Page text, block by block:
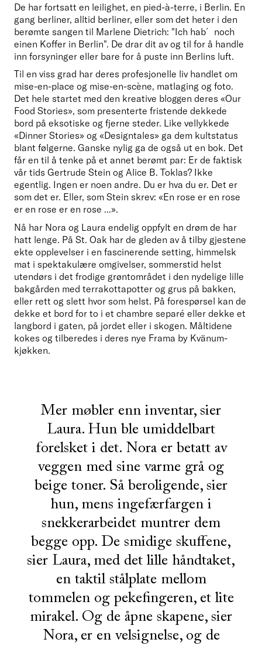
De har fortsatt en leilighet, en pied-à-terre, i Berlin. En
gang berliner, alltid berliner, eller som det heter i den
berømte sangen til Marlene Dietrich: "Ich hab´ noch
einen Koffer in Berlin". De drar dit av og til for å handle
inn forsyninger eller bare for å puste inn Berlins luft.
Til en viss grad har deres profesjonelle liv handlet om
mise-en-place og mise-en-scène, matlaging og foto.
Det hele startet med den kreative bloggen deres «Our
Food Stories», som presenterte fristende dekkede
bord på eksotiske og fjerne steder. Like vellykkede
«Dinner Stories» og «Designtales» ga dem kultstatus
blant følgerne. Ganske nylig ga de også ut en bok. Det
får en til å tenke på et annet berømt par: Er de faktisk
vår tids Gertrude Stein og Alice B. Toklas? Ikke
egentlig. Ingen er noen andre. Du er hva du er. Det er
som det er. Eller, som Stein skrev: «En rose er en rose
er en rose er en rose ...».
Nå har Nora og Laura endelig oppfylt en drøm de har
hatt lenge. På St. Oak har de gleden av å tilby gjestene
ekte opplevelser i en fascinerende setting, himmelsk
mat i spektakulære omgivelser, sommerstid helst
utendørs i det frodige grøntområdet i den nydelige lille
bakgården med terrakottapotter og grus på bakken,
eller rett og slett hvor som helst. På forespørsel kan de
dekke et bord for to i et chambre separé eller dekke et
langbord i gaten, på jordet eller i skogen. Måltidene
kokes og tilberedes i deres nye Frama by Kvänum-
kjøkken.
Mer møbler enn inventar, sier
Laura. Hun ble umiddelbart
forelsket i det. Nora er betatt av
veggen med sine varme grå og
beige toner. Så beroligende, sier
hun, mens ingefærfargen i
snekkerarbeidet muntrer dem
begge opp. De smidige skuffene,
sier Laura, med det lille håndtaket,
en taktil stålplate mellom
tommelen og pekefingeren, et lite
mirakel. Og de åpne skapene, sier
Nora, er en velsignelse, og de